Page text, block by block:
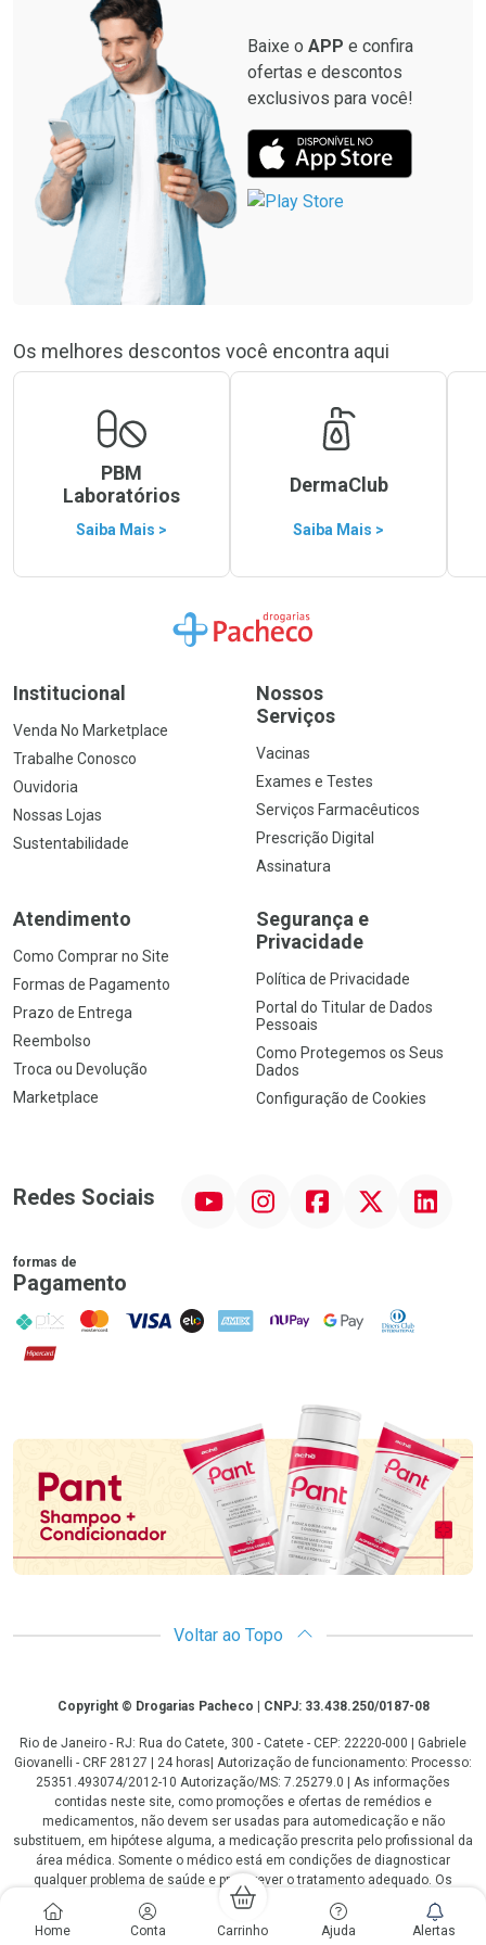
Home Conta Carrinho Ajuda Alertas
Baixe o APP e confira
ofertas e descontos
exclusivos para você!
Os melhores descontos você encontra aqui
PBM
Laboratórios
Saiba Mais >
DermaClub
Saiba Mais >
Ir para a Home
Institucional
Venda No Marketplace
Trabalhe Conosco
Ouvidoria
Nossas Lojas
Sustentabilidade
Nossos
Serviços
Vacinas
Exames e Testes
Serviços Farmacêuticos
Prescrição Digital
Assinatura
Atendimento
Como Comprar no Site
Formas de Pagamento
Prazo de Entrega
Reembolso
Troca ou Devolução
Marketplace
Segurança e
Privacidade
Política de Privacidade
Portal do Titular de Dados
Pessoais
Como Protegemos os Seus
Dados
Configuração de Cookies
Redes Sociais InstagramFacebook Linkedin
formas de
Pagamento
PIX MasterCard
VISA ELO AMEX NuPay Google PayDiners Club
Hipercard
Voltar ao Topo
CopyrightCopyright © Drogarias Pacheco | CNPJ: 33.438.250/0187-08
Rio de Janeiro - RJ: Rua do Catete, 300 - Catete - CEP: 22220-000 | Gabriele
Giovanelli - CRF 28127 | 24 horas| Autorização de funcionamento: Processo:
25351.493074/2012-10 Autorização/MS: 7.25279.0 | As informações
contidas neste site, como promoções e ofertas de remédios e
medicamentos, não devem ser usadas para automedicação e não
substituem, em hipótese alguma, a medicação prescrita pelo profissional da
área médica. Somente o médico está em condições de diagnosticar
qualquer problema de saúde e prescrever o tratamento adequado. Os
preços e as promoções são válidos apenas para compras via internet. As
fotos contidas em nosso site são meramente ilustrativas. *Preços e
disponibilidade sujeitos a alterações no decorrer do dia. Antibióticos e